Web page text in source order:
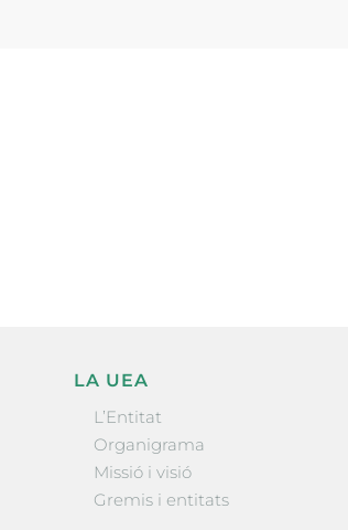
LA UEA
L’Entitat
Organigrama
Missió i visió
Gremis i entitats